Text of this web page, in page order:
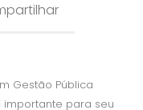
Gestão Pública
importante para seu